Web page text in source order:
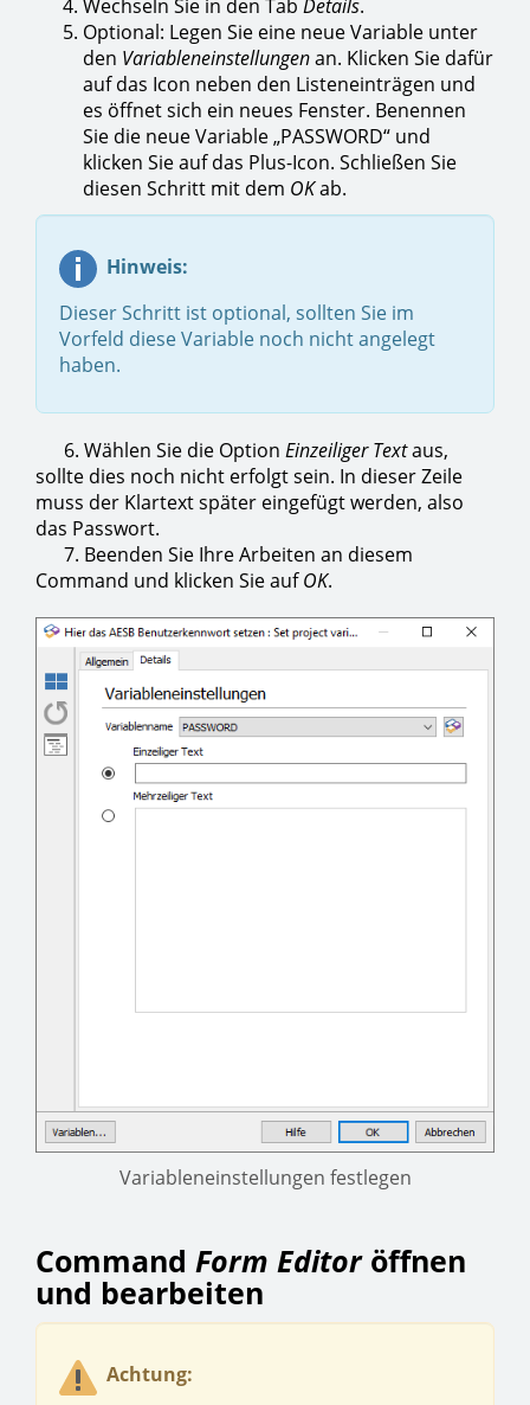
Wechseln Sie in den Tab Details.
Optional: Legen Sie eine neue Variable unter
den Variableneinstellungenan. Klicken Sie dafür
auf das Icon neben den Listeneinträgen und
es öffnet sich ein neues Fenster. Benennen
Sie die neue Variable „PASSWORD“ und
klicken Sie auf das Plus-Icon. Schließen Sie
diesen Schritt mit dem OKab.
Hinweis:
Dieser Schritt ist optional, sollten Sie im
Vorfeld diese Variable noch nicht angelegt
haben.
6. Wählen Sie die Option Einzeiliger Textaus,
sollte dies noch nicht erfolgt sein. In dieser Zeile
muss der Klartext später eingefügt werden, also
das Passwort.
7. Beenden Sie Ihre Arbeiten an diesem
Command und klicken Sie aufOK.
Variableneinstellungen festlegen
Command Form Editor öffnen
und bearbeiten
Achtung: